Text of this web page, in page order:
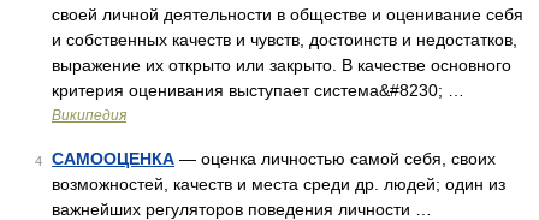
своей личной деятельности в обществе и оценивание себя
и собственных качеств и чувств, достоинств и недостатков,
выражение их открыто или закрыто. В качестве основного
критерия оценивания выступает система&#8230; …
Википедия
4 САМООЦЕНКА — оценка личностью самой себя, своих
возможностей, качеств и места среди др. людей; один из
важнейших регуляторов поведения личности …